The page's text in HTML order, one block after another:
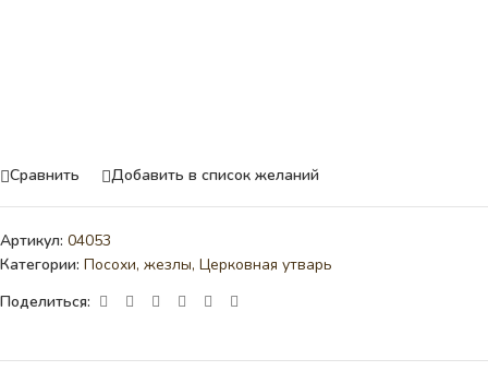
Сравнить Добавить в список желаний
Артикул: 04053
Категории: Посохи, жезлы, Церковная утварь
Поделиться: